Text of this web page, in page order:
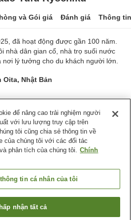
và Gói giá Đánh giá Thông
đã hoạt động được gần 100 năm.
nhà dân gian cổ, nhà trọ suối nước
nơi lý tưởng cho du khách người lớn.
Oita, Nhật Bản
Nhà Tắm Lộ Thiên (Có
Giao Hàng Tận Nhà
phòng trống
để nâng cao trải nghiệm người
với lưu lượng truy cập trên
tôi cũng chia sẻ thông tin về
của chúng tôi với các đối tác
phân tích của chúng tôi. Chính
tin cá nhân của tôi
nhận tất cả